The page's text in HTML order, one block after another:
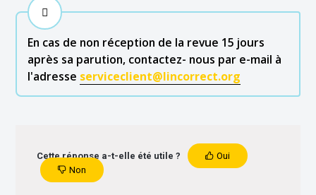
En cas de non réception de la revue 15 jours
après sa parution, contactez- nous par e-mail à
l'adresse serviceclient@lincorrect.org
Cette réponse a-t-elle été utile ?
Oui
Non